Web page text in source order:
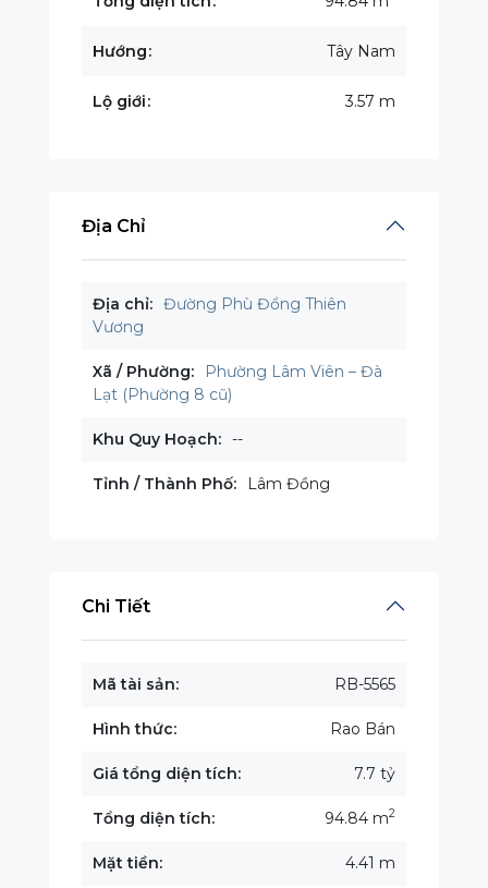
Hướng Tây Nam
Lộ giới 3.57 m
Địa Chỉ
Địa chỉ: Đường Phù Đổng Thiên
Vương
Xã / Phường:
Phường Lâm Viên – Đà
Lạt (Phường 8 cũ)
Khu Quy Hoạch: --
Tỉnh / Thành Phố: Lâm Đồng
Chi Tiết
Mã tài sản: RB-5565
Hình thức: Rao Bán
Giá tổng diện tích: 7.7 tỷ
Tổng diện tích: 94.84 m2
Mặt tiền: 4.41 m